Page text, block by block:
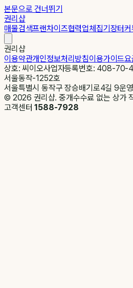
본문으로 건너뛰기
권리샵
매물검색프랜차이즈협력업체집기장터커
권리샵
이용약관개인정보처리방침이용가이드
상호: 씨이오사업자등록번호: 408-70-
서울동작-1252호
서울특별시 동작구 장승배기로4길 9운
© 2026 권리샵. 중개수수료 없는 상가
고객센터1588-7928